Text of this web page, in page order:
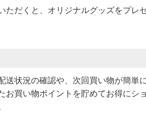
ただくと、オリジナルグッズをプレ
送状況の確認や、次回買い物が簡単
お買い物ポイントを貯めてお得にシ